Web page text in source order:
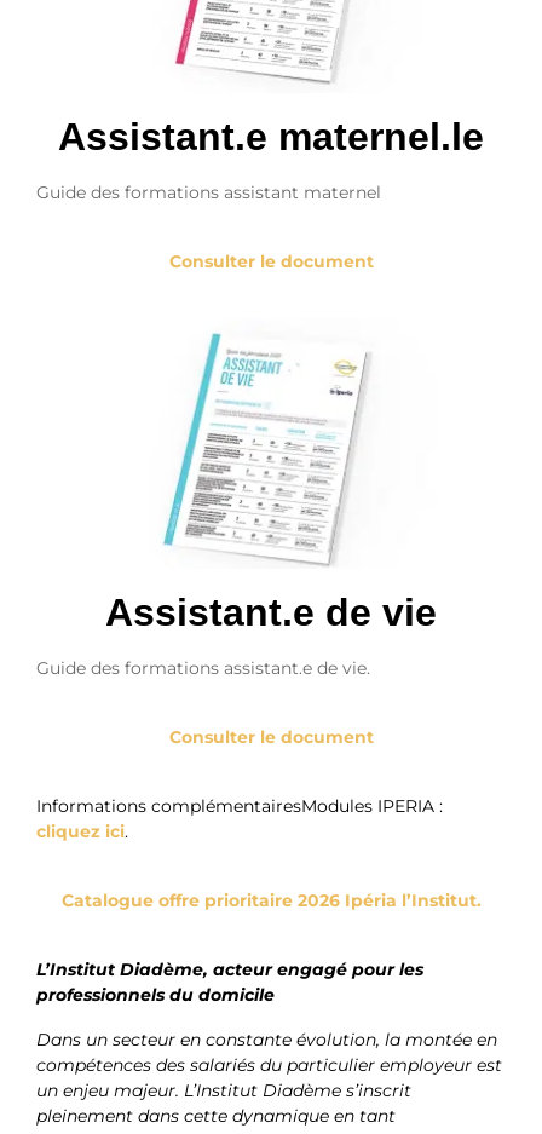
Assistant.e maternel.le
Guide des formations assistant maternel
Consulter le document
Assistant.e de vie
Guide des formations assistant.e de vie.
Consulter le document
Informations complémentairesModules IPERIA :
cliquez ici.
Catalogue offre prioritaire 2026 Ipéria l’Institut.
L’Institut Diadème, acteur engagé pour les
professionnels du domicile
Dans un secteur en constante évolution, la montée en
compétences des salariés du particulier employeur est
un enjeu majeur. L’Institut Diadème s’inscrit
pleinement dans cette dynamique en tant